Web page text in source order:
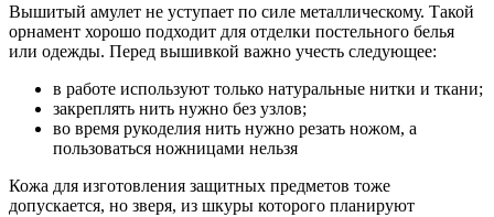
Вышитый амулет не уступает по силе металлическому. Такой
орнамент хорошо подходит для отделки постельного белья
или одежды. Перед вышивкой важно учесть следующее:
в работе используют только натуральные нитки и ткани;
закреплять нить нужно без узлов;
во время рукоделия нить нужно резать ножом, а
пользоваться ножницами нельзя
Кожа для изготовления защитных предметов тоже
допускается, но зверя, из шкуры которого планируют